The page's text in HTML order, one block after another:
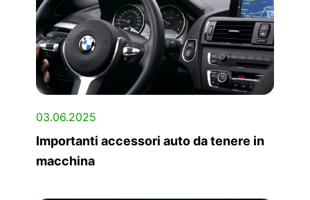
03.06.2025
Importanti accessori auto da tenere in
macchina